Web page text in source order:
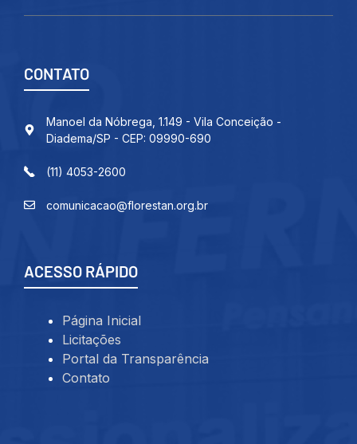
CONTATO
Manoel da Nóbrega, 1.149 - Vila Conceição -
Diadema/SP - CEP: 09990-690
(11) 4053-2600
comunicacao@florestan.org.br
ACESSO RÁPIDO
Página Inicial
Licitações
Portal da Transparência
Contato